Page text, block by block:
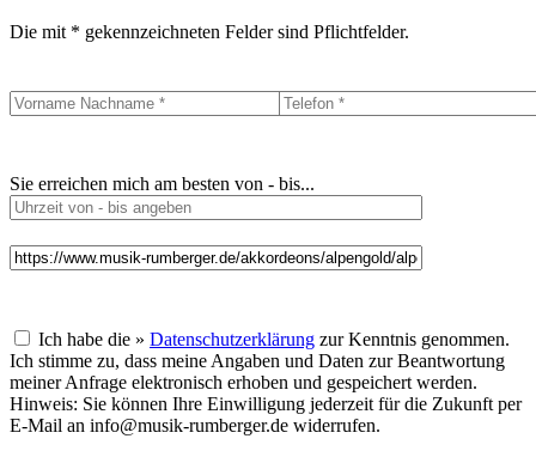
Die mit * gekennzeichneten Felder sind Pflichtfelder.
Sie erreichen mich am besten von - bis...
Ich habe die » Datenschutzerklärung zur Kenntnis genommen.
Ich stimme zu, dass meine Angaben und Daten zur Beantwortung
meiner Anfrage elektronisch erhoben und gespeichert werden.
Hinweis: Sie können Ihre Einwilligung jederzeit für die Zukunft per
E-Mail an info@musik-rumberger.de widerrufen.